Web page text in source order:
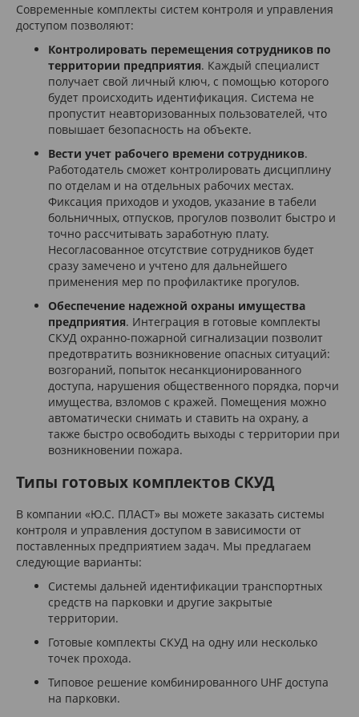
Современные комплекты систем контроля и управления
доступом позволяют:
Контролировать перемещения сотрудников по
территории предприятия. Каждый специалист
получает свой личный ключ, с помощью которого
будет происходить идентификация. Система не
пропустит неавторизованных пользователей, что
повышает безопасность на объекте.
Вести учет рабочего времени сотрудников.
Работодатель сможет контролировать дисциплину
по отделам и на отдельных рабочих местах.
Фиксация приходов и уходов, указание в табели
больничных, отпусков, прогулов позволит быстро и
точно рассчитывать заработную плату.
Несогласованное отсутствие сотрудников будет
сразу замечено и учтено для дальнейшего
применения мер по профилактике прогулов.
Обеспечение надежной охраны имущества
предприятия. Интеграция в готовые комплекты
СКУД охранно-пожарной сигнализации позволит
предотвратить возникновение опасных ситуаций:
возгораний, попыток несанкционированного
доступа, нарушения общественного порядка, порчи
имущества, взломов с кражей. Помещения можно
автоматически снимать и ставить на охрану, а
также быстро освободить выходы с территории при
возникновении пожара.
Типы готовых комплектов СКУД
В компании «Ю.С. ПЛАСТ» вы можете заказать системы
контроля и управления доступом в зависимости от
поставленных предприятием задач. Мы предлагаем
следующие варианты:
Системы дальней идентификации транспортных
средств на парковки и другие закрытые
территории.
Готовые комплекты СКУД на одну или несколько
точек прохода.
Типовое решение комбинированного UHF доступа
на парковки.